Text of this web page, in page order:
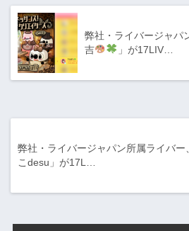
弊社・ライバージャパ
吉
」が17LIV…
弊社・ライバージャパン所属ライバー
こdesu」が17L…